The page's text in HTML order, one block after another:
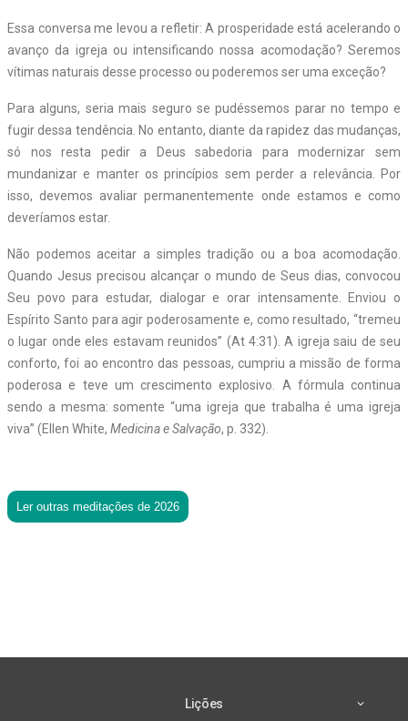
Essa conversa me levou a refletir: A prosperidade está acelerando o
avanço da igreja ou intensificando nossa acomodação? Seremos
vítimas naturais desse processo ou poderemos ser uma exceção?
Para alguns, seria mais seguro se pudéssemos parar no tempo e
fugir dessa tendência. No entanto, diante da rapidez das mudanças,
só nos resta pedir a Deus sabedoria para modernizar sem
mundanizar e manter os princípios sem perder a relevância. Por
isso, devemos avaliar permanentemente onde estamos e como
deveríamos estar.
Não podemos aceitar a simples tradição ou a boa acomodação.
Quando Jesus precisou alcançar o mundo de Seus dias, convocou
Seu povo para estudar, dialogar e orar intensamente. Enviou o
Espírito Santo para agir poderosamente e, como resultado, “tremeu
o lugar onde eles estavam reunidos” (At 4:31). A igreja saiu de seu
conforto, foi ao encontro das pessoas, cumpriu a missão de forma
poderosa e teve um crescimento explosivo. A fórmula continua
sendo a mesma: somente “uma igreja que trabalha é uma igreja
viva” (Ellen White, Medicina e Salvação, p. 332).
Ler outras meditações de 2026
Lições